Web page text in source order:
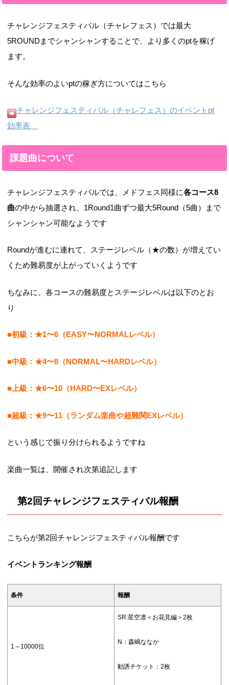
チャレンジフェスティバル（チャレフェス）では最大
5ROUNDまでシャンシャンすることで、より多くのptを稼げ
ます。
そんな効率のよいptの稼ぎ方についてはこちら
チャレンジフェスティバル（チャレフェス）のイベントpt
効率表
課題曲について
チャレンジフェスティバルでは、メドフェス同様に各コース8
曲の中から抽選され、1Round1曲ずつ最大5Round（5曲）まで
シャンシャン可能なようです
Roundが進むに連れて、ステージレベル（★の数）が増えてい
くため難易度が上がっていくようです
ちなみに、各コースの難易度とステージレベルは以下のとお
り
■初級：★1〜6（EASY〜NORMALレベル）
■中級：★4〜8（NORMAL〜HARDレベル）
■上級：★6〜10（HARD〜EXレベル）
■超級；★9〜11（ランダム楽曲や超難関EXレベル）
という感じで振り分けられるようですね
楽曲一覧は、開催され次第追記します
第2回チャレンジフェスティバル報酬
こちらが第2回チャレンジフェスティバル報酬です
イベントランキング報酬
条件 報酬
1～10000位
SR:星空凛＜お花見編＞2枚
N：森嶋ななか
勧誘チケット：2枚